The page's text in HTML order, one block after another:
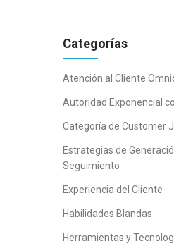
Categorías
Atención al Cliente
Autoridad Exponencial
Categoría de Customer
Estrategias de
Seguimiento
Experiencia del Cliente
Habilidades Blandas
Herramientas y